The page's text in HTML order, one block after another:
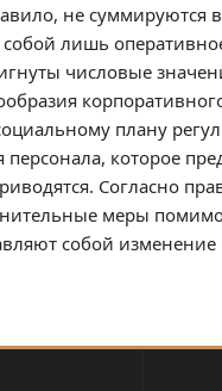
не суммируются в
лишь
числовые
плану
которое
Согласно
меры
собой